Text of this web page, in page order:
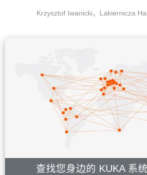
Krzysztof Iwanicki，Lakiernicza
查找您身边的 KUKA 系